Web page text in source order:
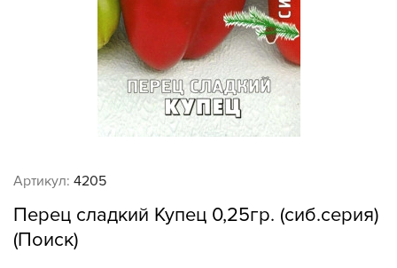
Артикул: 4205
Перец сладкий Купец 0,25гр. (сиб.серия)
(Поиск)